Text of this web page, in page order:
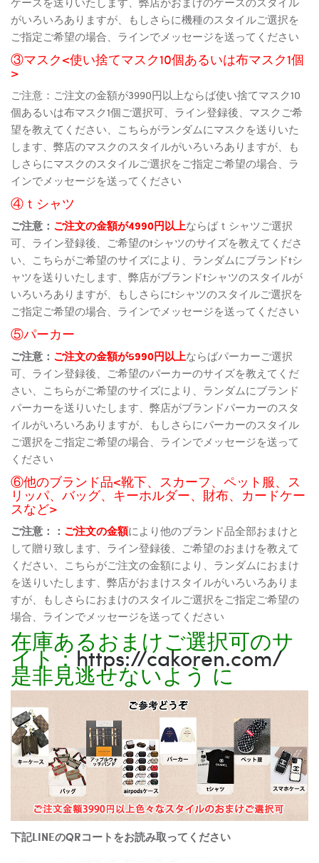
がいろいろありますが、もしさらに機種のスタイルご選択を
ご指定ご希望の場合、ラインでメッセージを送ってください
③マスク<使い捨てマスク10個あるいは布マスク1個
>
ご注意：ご注文の金額が3990円以上ならば使い捨てマスク10
個あるいは布マスク1個ご選択可、ライン登録後、マスクご希
望を教えてください、こちらがランダムにマスクを送りいた
します、弊店のマスクのスタイルがいろいろありますが、も
しさらにマスクのスタイルご選択をご指定ご希望の場合、ラ
インでメッセージを送ってください
④ｔシャツ
ご注意： ご注文の金額が4990円以上ならばｔシャツご選択
可、ライン登録後、ご希望のtシャツのサイズを教えてくださ
い、こちらがご希望のサイズにより、ランダムにブランドtシ
ャツを送りいたします、弊店がブランドtシャツのスタイルが
いろいろありますが、もしさらにtシャツのスタイルご選択を
ご指定ご希望の場合、ラインでメッセージを送ってください
⑤パーカー
ご注意： ご注文の金額が5990円以上ならばパーカーご選択
可、ライン登録後、ご希望のパーカーのサイズを教えてくだ
さい、こちらがご希望のサイズにより、ランダムにブランド
パーカーを送りいたします、弊店がブランドパーカーのスタ
イルがいろいろありますが、もしさらにパーカーのスタイル
ご選択をご指定ご希望の場合、ラインでメッセージを送って
ください
⑥他のブランド品<靴下、スカーフ、ペット服、ス
リッパ、バッグ、キーホルダー、財布、カードケー
スなど>
ご注意：： ご注文の金額により他のブランド品全部おまけと
して贈り致します、ライン登録後、ご希望のおまけを教えて
ください、こちらがご注文の金額により、ランダムにおまけ
を送りいたします、弊店がおまけスタイルがいろいろありま
すが、もしさらにおまけのスタイルご選択をご指定ご希望の
場合、ラインでメッセージを送ってください
在庫あるおまけご選択可のサ
イト：https://cakoren.com/
是非見逃せないよう に
下記LINEのQRコートをお読み取ってください